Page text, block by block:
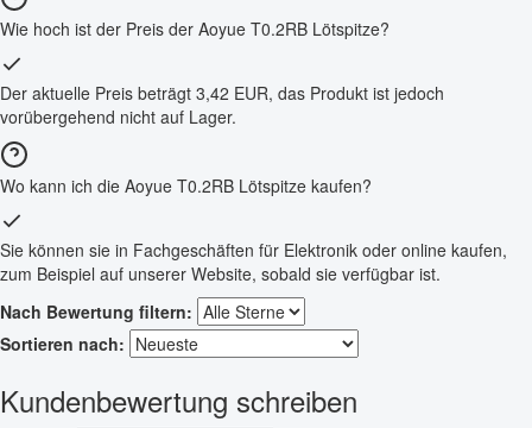
Wie hoch ist der Preis der Aoyue T0.2RB Lötspitze?
Der aktuelle Preis beträgt 3,42 EUR, das Produkt ist jedoch
vorübergehend nicht auf Lager.
Wo kann ich die Aoyue T0.2RB Lötspitze kaufen?
Sie können sie in Fachgeschäften für Elektronik oder online kaufen,
zum Beispiel auf unserer Website, sobald sie verfügbar ist.
Nach Bewertung filtern:
Sortieren nach:
Kundenbewertung schreiben